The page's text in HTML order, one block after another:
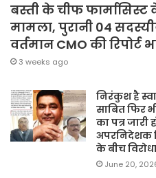
बस्ती के चीफ फार्मासिस्ट
मामला, पुरानी 04
वर्तमान CMO की रिपोर्ट
3 weeks ago
निरंकुश है
साबित फिर
का पत्र
अपरनिदेशक
के बीच
June 20,